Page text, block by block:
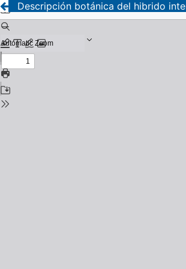
Descripción botánica del hibrido